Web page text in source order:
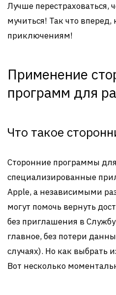
Лучше перестраховаться,
мучиться! Так что
приключениям!
Применение
программ для
Что такое
Сторонние программы
специализированные
Apple, а независимыми
могут помочь вернуть
без приглашения в
главное, без потери
случаях). Но как выбрать
Вот несколько